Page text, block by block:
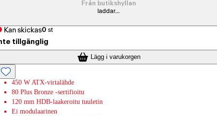
Från butikshyllan
laddar...
Kan skickas0 st
tillgänglig
Lägg i varukorgen
450 W ATX-virtalähde
80 Plus Bronze -sertifioitu
120 mm HDB-laakeroitu tuuletin
Ei modulaarinen